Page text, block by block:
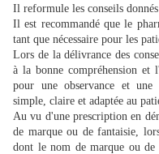
Il reformule les conseils donnés
Il est recommandé que le
tant que nécessaire pour les
Lors de la délivrance des
à la bonne compréhension et
pour une observance et
simple, claire et adaptée au
Au vu d'une prescription en
de marque ou de fantaisie,
dont le nom de marque ou de